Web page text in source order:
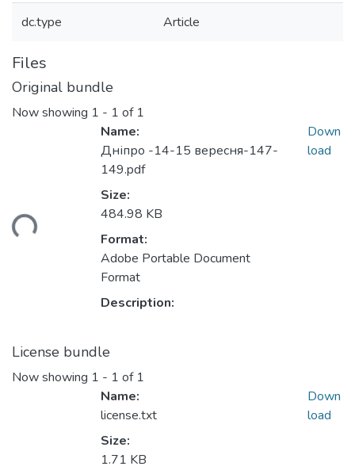
dc.type Article
Files
Original bundle
Now showing 1 - 1 of 1
Name:
Дніпро -14-15 вересня-147-
149.pdf
Size:
484.98 KB
Format:
Adobe Portable Document
Format
Description:
Down
load
License bundle
Now showing 1 - 1 of 1
Name:
license.txt
Size:
1.71 KB
Down
load